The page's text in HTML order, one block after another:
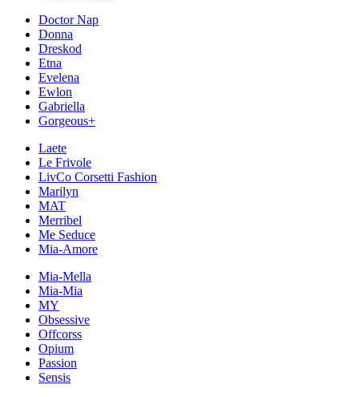
Doctor Nap
Donna
Dreskod
Etna
Evelena
Ewlon
Gabriella
Gorgeous+
Laete
Le Frivole
LivCo Corsetti Fashion
Marilyn
MAT
Merribel
Me Seduce
Mia-Amore
Mia-Mella
Mia-Mia
MY
Obsessive
Offcorss
Opium
Passion
Sensis